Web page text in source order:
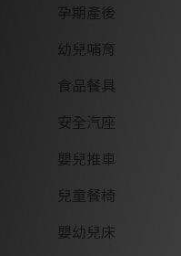
孕期產後
幼兒哺育
食品餐具
安全汽座
嬰兒推車
兒童餐椅
嬰幼兒床